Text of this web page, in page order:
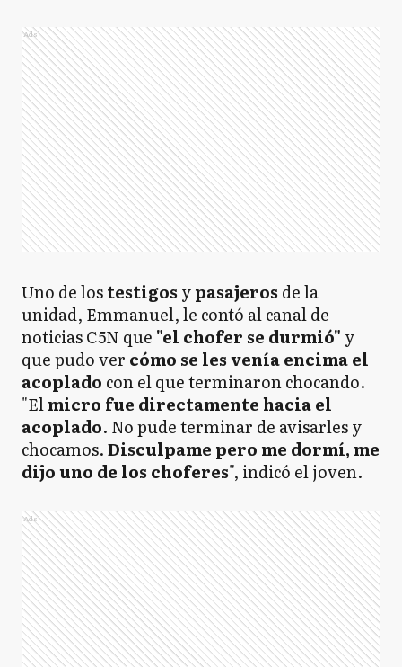
Ads
Uno de lostestigos ypasajeros de la
unidad, Emmanuel, le contó al canal de
noticias C5N que "el chofer se durmió" y
que pudo ver cómo se les venía encima el
acoplado con el que terminaron chocando.
"Elmicro fue directamente hacia el
acoplado. No pude terminar de avisarles y
chocamos.Disculpame pero me dormí, me
dijo uno de los choferes", indicó el joven.
Ads